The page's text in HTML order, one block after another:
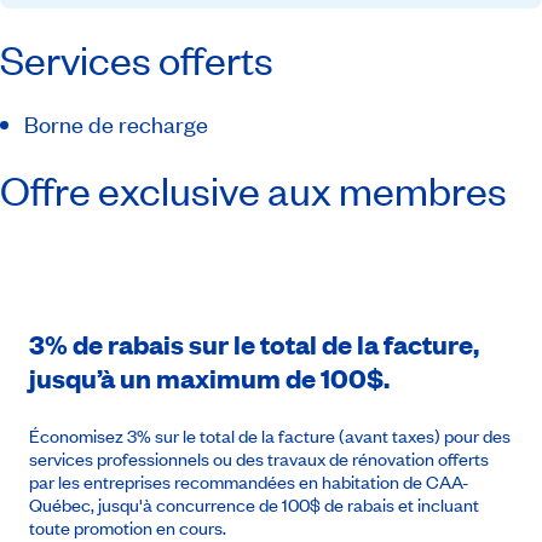
Services offerts
Borne de recharge
Offre exclusive aux membres
3% de rabais sur le total de la facture,
jusqu’à un maximum de 100$.
Économisez 3% sur le total de la facture (avant taxes) pour des
services professionnels ou des travaux de rénovation offerts
par les entreprises recommandées en habitation de CAA-
Québec, jusqu'à concurrence de 100$ de rabais et incluant
toute promotion en cours.